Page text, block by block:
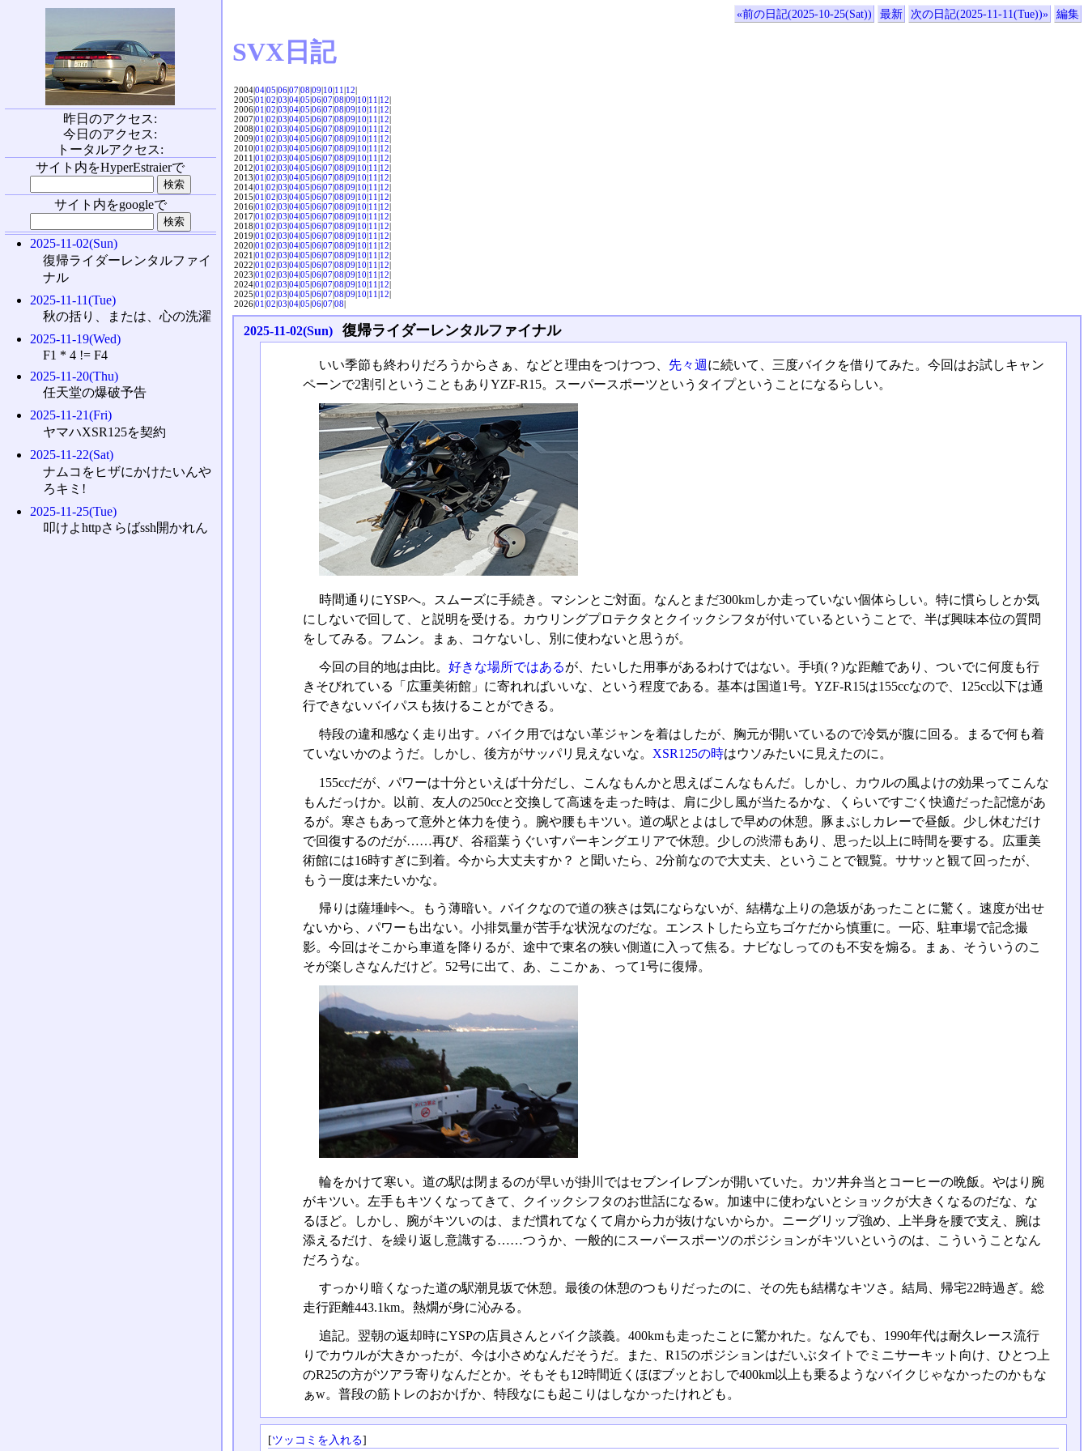
«前の日記(2025-10-25(Sat)) 最新 次の日記(2025-11-11(Tue))» 編集
SVX日記
2004|04|05|06|07|08|09|10|11|12|
2005|01|02|03|04|05|06|07|08|09|10|11|12|
2006|01|02|03|04|05|06|07|08|09|10|11|12|
2007|01|02|03|04|05|06|07|08|09|10|11|12|
2008|01|02|03|04|05|06|07|08|09|10|11|12|
2009|01|02|03|04|05|06|07|08|09|10|11|12|
2010|01|02|03|04|05|06|07|08|09|10|11|12|
2011|01|02|03|04|05|06|07|08|09|10|11|12|
2012|01|02|03|04|05|06|07|08|09|10|11|12|
2013|01|02|03|04|05|06|07|08|09|10|11|12|
2014|01|02|03|04|05|06|07|08|09|10|11|12|
2015|01|02|03|04|05|06|07|08|09|10|11|12|
2016|01|02|03|04|05|06|07|08|09|10|11|12|
2017|01|02|03|04|05|06|07|08|09|10|11|12|
2018|01|02|03|04|05|06|07|08|09|10|11|12|
2019|01|02|03|04|05|06|07|08|09|10|11|12|
2020|01|02|03|04|05|06|07|08|09|10|11|12|
2021|01|02|03|04|05|06|07|08|09|10|11|12|
2022|01|02|03|04|05|06|07|08|09|10|11|12|
2023|01|02|03|04|05|06|07|08|09|10|11|12|
2024|01|02|03|04|05|06|07|08|09|10|11|12|
2025|01|02|03|04|05|06|07|08|09|10|11|12|
2026|01|02|03|04|05|06|07|08|
2025-11-02(Sun) 復帰ライダーレンタルファイナル
いい季節も終わりだろうからさぁ、などと理由をつけつつ、 先々週 に続いて、三度バイクを借りてみた。今回はお試しキャン
ペーンで2割引ということもありYZF-R15。スーパースポーツというタイプということになるらしい。
時間通りにYSPへ。スムーズに手続き。マシンとご対面。なんとまだ300kmしか走っていない個体らしい。特に慣らしとか気
にしないで回して、と説明を受ける。カウリングプロテクタとクイックシフタが付いているということで、半ば興味本位の質問
をしてみる。フムン。まぁ、コケないし、別に使わないと思うが。
今回の目的地は由比。 好きな場所ではあるが、たいした用事があるわけではない。手頃(？)な距離であり、ついでに何度も行
きそびれている「広重美術館」に寄れればいいな、という程度である。基本は国道1号。YZF-R15は155ccなので、125cc以下は通
行できないバイパスも抜けることができる。
特段の違和感なく走り出す。バイク用ではない革ジャンを着はしたが、胸元が開いているので冷気が腹に回る。まるで何も着
ていないかのようだ。しかし、後方がサッパリ見えないな。 XSR125の時はウソみたいに見えたのに。
155ccだが、パワーは十分といえば十分だし、こんなもんかと思えばこんなもんだ。しかし、カウルの風よけの効果ってこんな
もんだっけか。以前、友人の250ccと交換して高速を走った時は、肩に少し風が当たるかな、くらいですごく快適だった記憶があ
るが。寒さもあって意外と体力を使う。腕や腰もキツい。道の駅とよはしで早めの休憩。豚まぶしカレーで昼飯。少し休むだけ
で回復するのだが……再び、谷稲葉うぐいすパーキングエリアで休憩。少しの渋滞もあり、思った以上に時間を要する。広重美
術館には16時すぎに到着。今から大丈夫すか？ と聞いたら、2分前なので大丈夫、ということで観覧。ササッと観て回ったが、
もう一度は来たいかな。
帰りは薩埵峠へ。もう薄暗い。バイクなので道の狭さは気にならないが、結構な上りの急坂があったことに驚く。速度が出せ
ないから、パワーも出ない。小排気量が苦手な状況なのだな。エンストしたら立ちゴケだから慎重に。一応、駐車場で記念撮
影。今回はそこから車道を降りるが、途中で東名の狭い側道に入って焦る。ナビなしってのも不安を煽る。まぁ、そういうのこ
そが楽しさなんだけど。52号に出て、あ、ここかぁ、って1号に復帰。
輪をかけて寒い。道の駅は閉まるのが早いが掛川ではセブンイレブンが開いていた。カツ丼弁当とコーヒーの晩飯。やはり腕
がキツい。左手もキツくなってきて、クイックシフタのお世話になるw。加速中に使わないとショックが大きくなるのだな、な
るほど。しかし、腕がキツいのは、まだ慣れてなくて肩から力が抜けないからか。ニーグリップ強め、上半身を腰で支え、腕は
添えるだけ、を繰り返し意識する……つうか、一般的にスーパースポーツのポジションがキツいというのは、こういうことなん
だろうな。
すっかり暗くなった道の駅潮見坂で休憩。最後の休憩のつもりだったのに、その先も結構なキツさ。結局、帰宅22時過ぎ。総
走行距離443.1km。熱燗が身に沁みる。
追記。翌朝の返却時にYSPの店員さんとバイク談義。400kmも走ったことに驚かれた。なんでも、1990年代は耐久レース流行
りでカウルが大きかったが、今は小さめなんだそうだ。また、R15のポジションはだいぶタイトでミニサーキット向け、ひとつ上
のR25の方がツアラ寄りなんだとか。そもそも12時間近くほぼブッとおしで400km以上も乗るようなバイクじゃなかったのかもな
ぁw。普段の筋トレのおかげか、特段なにも起こりはしなかったけれども。
[ツッコミを入れる]
昨日のアクセス:
今日のアクセス:
トータルアクセス:
サイト内をHyperEstraierで
サイト内をgoogleで
2025-11-02(Sun)
復帰ライダーレンタルファイ
ナル
2025-11-11(Tue)
秋の括り、または、心の洗濯
2025-11-19(Wed)
F1 * 4 != F4
2025-11-20(Thu)
任天堂の爆破予告
2025-11-21(Fri)
ヤマハXSR125を契約
2025-11-22(Sat)
ナムコをヒザにかけたいんや
ろキミ!
2025-11-25(Tue)
叩けよhttpさらばssh開かれん